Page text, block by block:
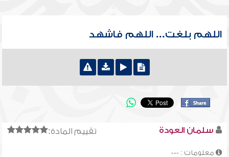
اللهم بلغت... اللهم فاشهد
تقييم المادة: سلمان العودة
معلومات : ---